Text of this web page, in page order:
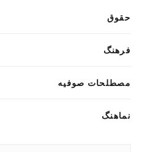
حقوق
فرهنگ
مصطلحات صوفیه
نماهنگ